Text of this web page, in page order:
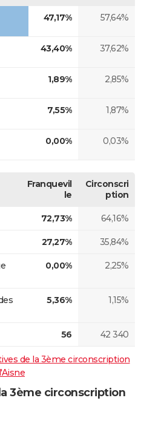
47,17% 57,64%
43,40% 37,62%
1,89% 2,85%
7,55% 1,87%
0,00% 0,03%
Franquevil
le
Circonscri
ption
72,73% 64,16%
27,27% 35,84%
0,00% 2,25%
5,36% 1,15%
56 42 340
de la 3ème circonscription
3ème circonscription